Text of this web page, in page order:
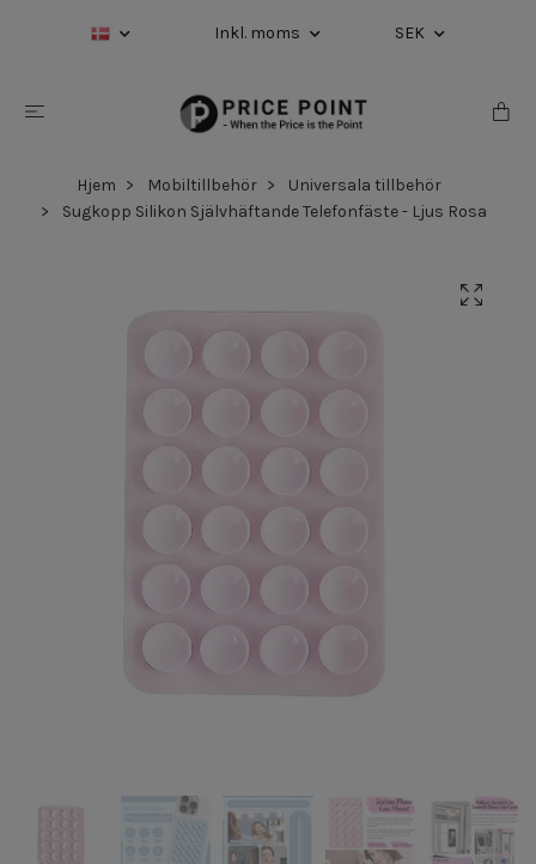
Inkl. moms SEK
Hjem Mobiltillbehör
Universala tillbehör
Sugkopp Silikon Självhäftande Telefonfäste - Ljus Rosa